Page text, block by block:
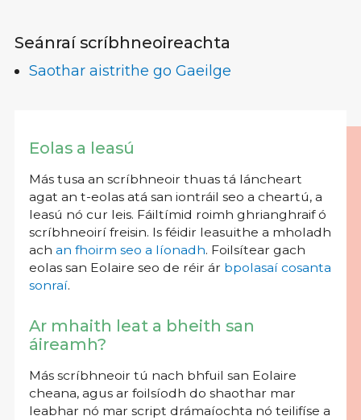
Seánraí scríbhneoireachta
Saothar aistrithe go Gaeilge
Eolas a leasú
Más tusa an scríbhneoir thuas tá láncheart
agat an t-eolas atá san iontráil seo a cheartú, a
leasú nó cur leis. Fáiltímid roimh ghrianghraif ó
scríbhneoirí freisin. Is féidir leasuithe a mholadh
ach an fhoirm seo a líonadh. Foilsítear gach
eolas san Eolaire seo de réir ár bpolasaí cosanta
sonraí.
Ar mhaith leat a bheith san
áireamh?
Más scríbhneoir tú nach bhfuil san Eolaire
cheana, agus ar foilsíodh do shaothar mar
leabhar nó mar script drámaíochta nó teilifíse a